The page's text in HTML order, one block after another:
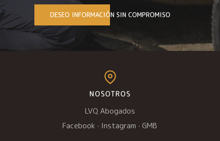
DESEO INFORMACIÓN SIN COMPROMISO
NOSOTROS
LVQ Abogados
Facebook · Instagram · GMB